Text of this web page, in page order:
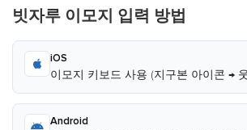
빗자루 이모지 입력 방법
iOS
이모지 키보드 사용 (지구본 아이콘 →
Android